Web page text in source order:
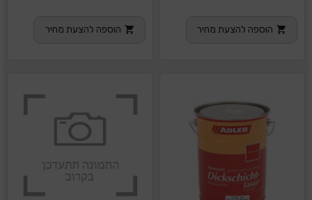
הוספה להצעת מחיר הוספה להצעת מחיר